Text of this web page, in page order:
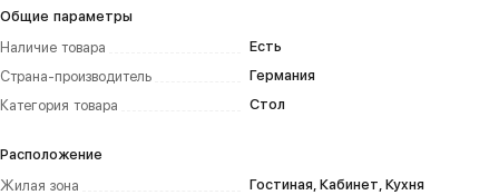
Общие параметры
Наличие товара
Есть
Страна-производитель
Германия
Категория товара
Стол
Расположение
Жилая зона
Гостиная, Кабинет, Кухня